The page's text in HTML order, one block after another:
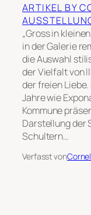
ARTIKEL BY
„Gross in
in der Galerie
die Auswahl
der Vielfalt von
der freien
Jahre wie
Kommune
Darstellung der
Schultern…
Verfasst von